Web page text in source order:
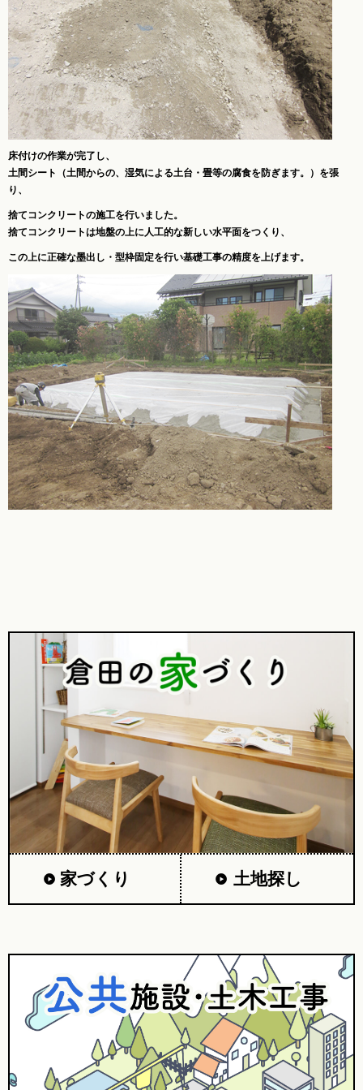
床付けの作業が完了し、
土間シート（土間からの、湿気による土台・畳等の腐食を防ぎます。）を張
り、
捨てコンクリートの施工を行いました。
捨てコンクリートは地盤の上に人工的な新しい水平面をつくり、
この上に正確な墨出し・型枠固定を行い基礎工事の精度を上げます。
家づくり 土地探し